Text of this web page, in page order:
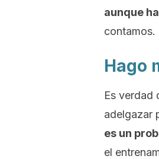
aunque
contamos.
Hago
Es verdad
adelgazar
es un
el